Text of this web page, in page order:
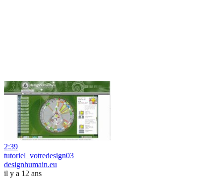
2:39
tutoriel_votredesign03
designhumain.eu
il y a 12 ans